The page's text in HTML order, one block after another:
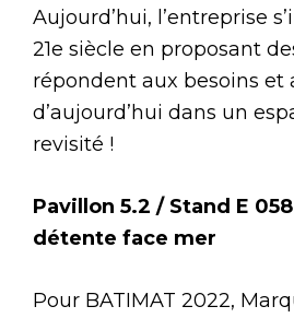
Aujourd’hui, l’entreprise
21e siècle en proposant
répondent aux besoins et
d’aujourd’hui dans un
revisité !
Pavillon 5.2 / Stand E
détente face mer
Pour BATIMAT 2022,